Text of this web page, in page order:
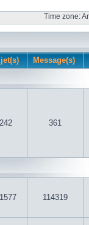
Time zone:
Message(s)
242 361
114319